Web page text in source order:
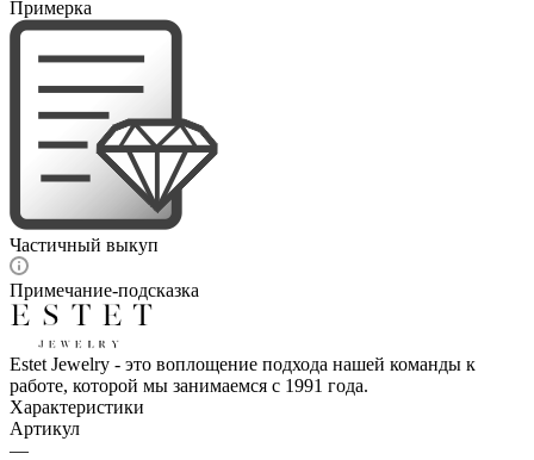
Примерка
Частичный выкуп
Примечание-подсказка
Estet Jewelry - это воплощение подхода нашей команды к
работе, которой мы занимаемся с 1991 года.
Характеристики
Артикул
—